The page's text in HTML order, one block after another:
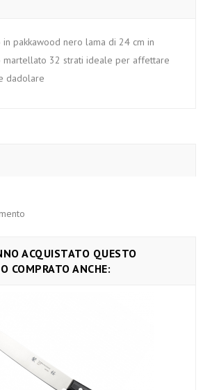
pakkawood nero lama di 24 cm in
martellato 32 strati ideale per affettare
dadolare
ACQUISTATO QUESTO
COMPRATO ANCHE: